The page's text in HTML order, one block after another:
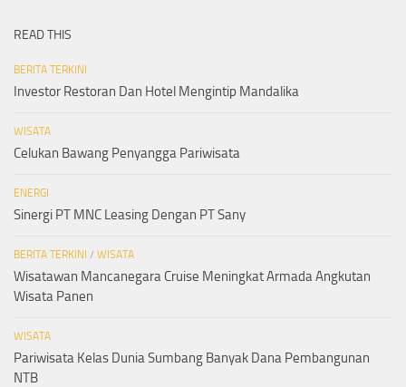
READ THIS
BERITA TERKINI
Investor Restoran Dan Hotel Mengintip Mandalika
WISATA
Celukan Bawang Penyangga Pariwisata
ENERGI
Sinergi PT MNC Leasing Dengan PT Sany
BERITA TERKINI / WISATA
Wisatawan Mancanegara Cruise Meningkat Armada Angkutan
Wisata Panen
WISATA
Pariwisata Kelas Dunia Sumbang Banyak Dana Pembangunan
NTB